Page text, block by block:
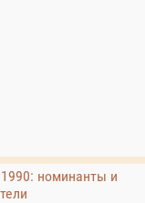
номинанты и